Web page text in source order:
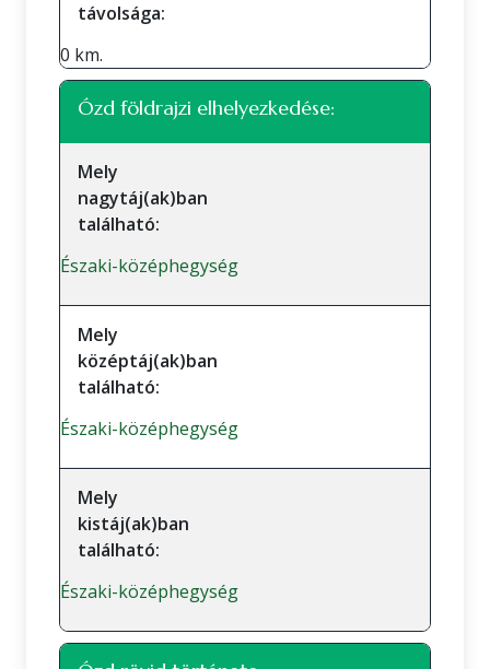
távolsága:
0 km.
Ózd földrajzi elhelyezkedése:
Mely
nagytáj(ak)ban
található:
Északi-középhegység
Mely
középtáj(ak)ban
található:
Északi-középhegység
Mely
kistáj(ak)ban
található:
Északi-középhegység